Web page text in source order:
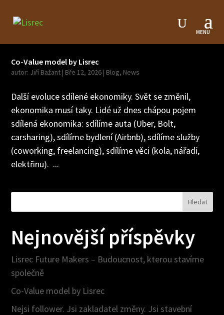
Co-Value model by Lisrec
autor: Jiří Bažant | Bře 12, 2026 | Blog, News
Další evoluce sdílené ekonomiky. Svět se změnil,
ekonomika musí taky. Lidé už dnes chápou pojem
sdílená ekonomika: sdílíme auta (Uber, Bolt,
carsharing), sdílíme bydlení (Airbnb), sdílíme služby
(coworking, freelancing), sdílíme věci (kola, nářadí,
elektřinu). ...
Hledat
Nejnovější příspěvky
Lisrec Future Makers – Budoucnost, kterou stavíme
společně
Co-Value model by Lisrec
Nejsi follower. Jsi zakladatel změny. Jsi stavební